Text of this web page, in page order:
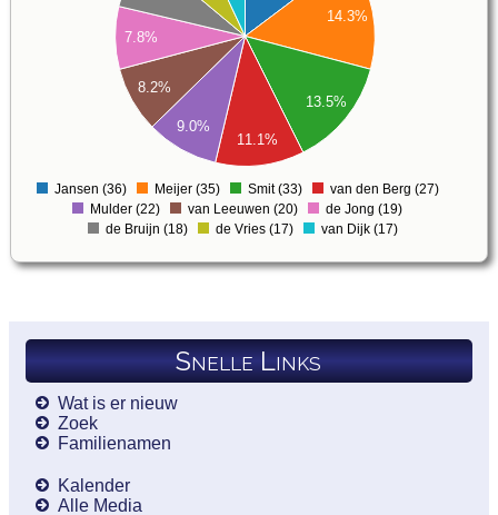
14.3%
13.5%
11.1%
9.0%
8.2%
7.8%
Jansen (36) Meijer (35) Smit (33)
van den Berg (27)
Mulder (22)
van Leeuwen (20)
de Jong (19)
de Bruijn (18)
de Vries (17) van Dijk (17)
Snelle Links
Wat is er nieuw
Zoek
Familienamen
Kalender
Alle Media